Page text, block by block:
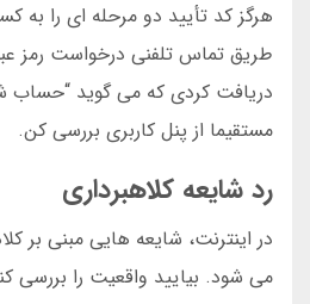
هرگز کد تأیید دو مرحله ای را به
طریق تماس تلفنی درخواست رمز
دریافت کردی که می گوید “حساب
مستقیما از پنل کاربری بررسی کن.
رد شایعه کلاهبرداری
در اینترنت، شایعه هایی مبنی بر
می شود. بیایید واقعیت را بررسی